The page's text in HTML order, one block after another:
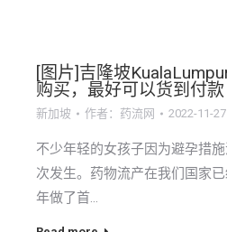
[图片]吉隆坡
购买，最好可以货到付款
新加坡 作者： 药流网 2022-11-27
不少年轻的女孩子因为避孕措
次发生。药物流产在我们国家
年做了首…